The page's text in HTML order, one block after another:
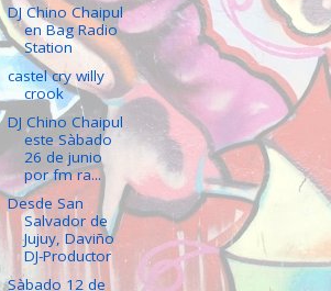
DJ Chino Chaipul
en Bag Radio
Station
castel cry willy
crook
DJ Chino Chaipul
este Sàbado
26 de junio
por fm ra...
Desde San
Salvador de
Jujuy, Daviño
DJ-Productor
Sàbado 12 de